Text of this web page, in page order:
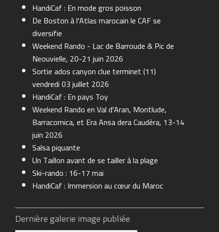
HandiCaf : En mode gros poisson
De Boston à l'Atlas marocain le CAF se
diversifie
Weekend Rando - Lac de Barroude & Pic de
Neouvielle, 20-21 juin 2026
Sortie ados canyon clue terminet (11)
vendredi 03 juillet 2026
HandiCaf : En pays Toy
Weekend Rando en Val d'Aran, Montlude,
Barracomica, et Era Ansa dera Caudèra, 13-14
juin 2026
Salsa piquante
Un Taillon avant de se tailler à la plage
Ski-rando : 16-17 mai
HandiCaf : Immersion au cœur du Maroc
Dernière galerie image publiée